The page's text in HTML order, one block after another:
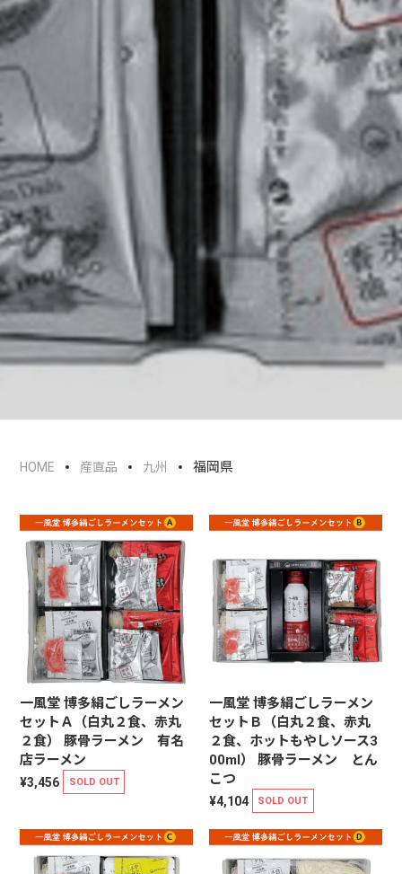
HOME 産直品 九州 福岡県
一風堂 博多絹ごしラーメン
セットＡ（白丸２食、赤丸
２食） 豚骨ラーメン 有名
店ラーメン
¥3,456 SOLD OUT
一風堂 博多絹ごしラーメン
セットＢ（白丸２食、赤丸
２食、ホットもやしソース3
00ml） 豚骨ラーメン とん
こつ
¥4,104 SOLD OUT